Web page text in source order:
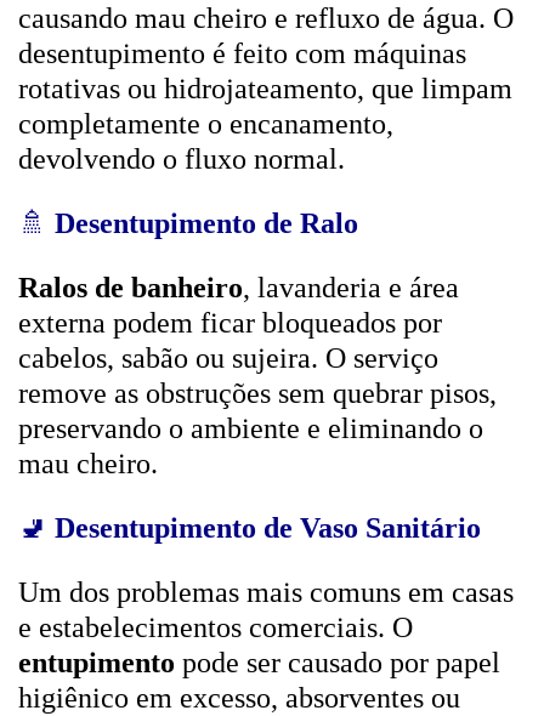
causando mau cheiro e refluxo de água. O
desentupimento é feito com máquinas
rotativas ou hidrojateamento, que limpam
completamente o encanamento,
devolvendo o fluxo normal.
🚿 Desentupimento de Ralo
Ralos de banheiro, lavanderia e área
externa podem ficar bloqueados por
cabelos, sabão ou sujeira. O serviço
remove as obstruções sem quebrar pisos,
preservando o ambiente e eliminando o
mau cheiro.
🚽 Desentupimento de Vaso Sanitário
Um dos problemas mais comuns em casas
e estabelecimentos comerciais. O
entupimento pode ser causado por papel
higiênico em excesso, absorventes ou